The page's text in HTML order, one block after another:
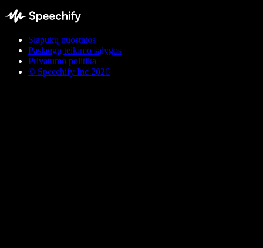
Slapukų nuostatos
Paslaugų teikimo sąlygos
Privatumo politika
© Speechify Inc 2026